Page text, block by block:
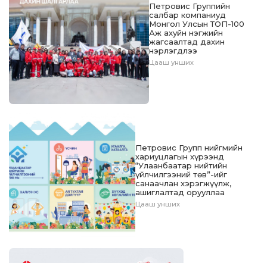
Петровис Группийн
салбар компаниуд
Монгол Улсын ТОП-100
Аж ахуйн нэгжийн
жагсаалтад дахин
нэрлэгдлээ
Цааш унших
Петровис Групп нийгмийн
хариуцлагын хүрээнд
“Улаанбаатар нийтийн
үйлчилгээний төв”-ийг
санаачлан хэрэгжүүлж,
ашиглалтад орууллаа
Цааш унших